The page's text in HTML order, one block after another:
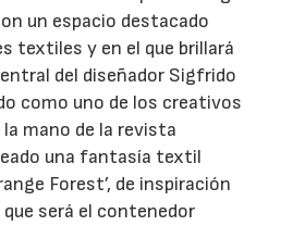
un espacio destacado
textiles y en el que brillará
del diseñador Sigfrido
como uno de los creativos
la mano de la revista
una fantasía textil
Forest’, de inspiración
será el contenedor